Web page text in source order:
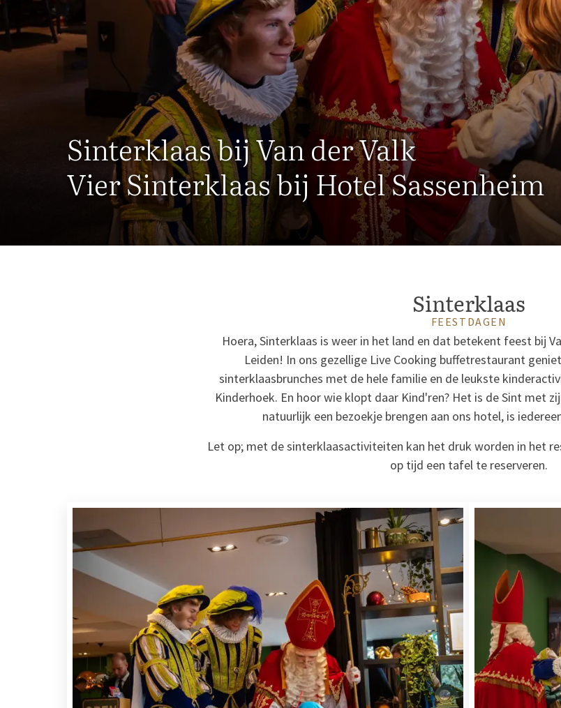
Sinterklaas bij Van der Valk
Vier Sinterklaas bij Hotel Sassenheim
Sinterklaas
FEESTDAGEN
Hoera, Sinterklaas is weer in het land en dat betekent feest bij
Leiden! In ons gezellige Live Cooking buffetrestaurant
sinterklaasbrunches met de hele familie en de leukste
Kinderhoek. En hoor wie klopt daar Kind'ren? Het is de Sint met
natuurlijk een bezoekje brengen aan ons hotel, is
Let op; met de sinterklaasactiviteiten kan het druk worden in het
op tijd een tafel te reserveren.